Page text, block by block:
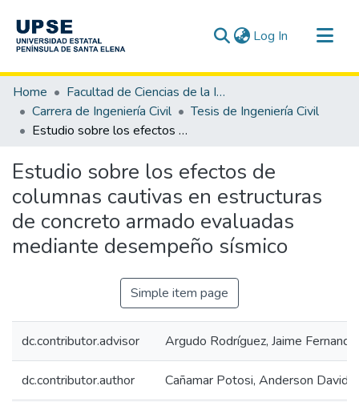
Log In (current)
Communities & Collections
All of DSpace
Statistics
Home
Facultad de Ciencias de la Ingeniería
Carrera de Ingeniería Civil
Tesis de Ingeniería Civil
Estudio sobre los efectos de columnas cautivas en estructuras de concreto armado evaluadas mediante desempeño sísmico
Estudio sobre los efectos de
columnas cautivas en estructuras
de concreto armado evaluadas
mediante desempeño sísmico
Simple item page
dc.contributor.advisor Argudo Rodríguez, Jaime Fernando
dc.contributor.author Cañamar Potosi, Anderson David